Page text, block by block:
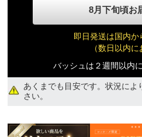
8月下旬頃お
即日発送は国内か
（数日以内に
バッシュは２週間以内
あくまでも目安です。状況によ
さい。
9,750円(税込)
9,750円(税込)